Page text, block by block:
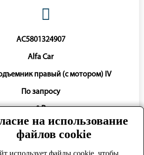
AC5801324907
Alfa Car
правый (с мотором) IV
По запросу
0 ₽
Нет в наличии
на использование
файлов cookie
использует файлы cookie, чтобы